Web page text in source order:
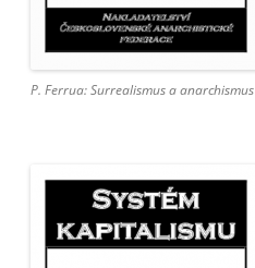
P. Ferrua: Surrealismus a anarchismus